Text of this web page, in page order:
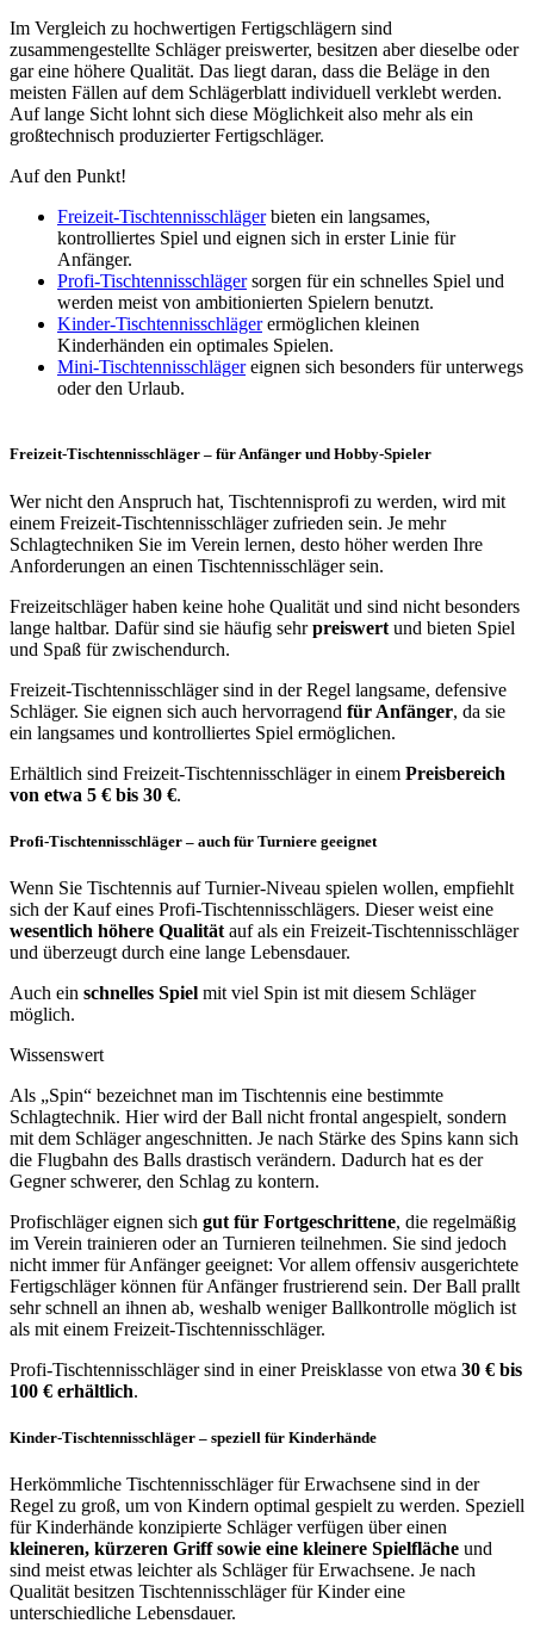
Im Vergleich zu hochwertigen Fertigschlägern sind
zusammengestellte Schläger preiswerter, besitzen aber dieselbe oder
gar eine höhere Qualität. Das liegt daran, dass die Beläge in den
meisten Fällen auf dem Schlägerblatt individuell verklebt werden.
Auf lange Sicht lohnt sich diese Möglichkeit also mehr als ein
großtechnisch produzierter Fertigschläger.
Auf den Punkt!
Freizeit-Tischtennisschlägerbieten ein langsames,
kontrolliertes Spiel und eignen sich in erster Linie für
Anfänger.
Profi-Tischtennisschlägersorgen für ein schnelles Spiel und
werden meist von ambitionierten Spielern benutzt.
Kinder-Tischtennisschlägerermöglichen kleinen
Kinderhänden ein optimales Spielen.
Mini-Tischtennisschlägereignen sich besonders für unterwegs
oder den Urlaub.
Freizeit-Tischtennisschläger – für Anfänger und Hobby-Spieler
Wer nicht den Anspruch hat, Tischtennisprofi zu werden, wird mit
einem Freizeit-Tischtennisschläger zufrieden sein. Je mehr
Schlagtechniken Sie im Verein lernen, desto höher werden Ihre
Anforderungen an einen Tischtennisschläger sein.
Freizeitschläger haben keine hohe Qualität und sind nicht besonders
lange haltbar. Dafür sind sie häufig sehrpreiswert und bieten Spiel
und Spaß für zwischendurch.
Freizeit-Tischtennisschläger sind in der Regel langsame, defensive
Schläger. Sie eignen sich auch hervorragend für Anfänger, da sie
ein langsames und kontrolliertes Spiel ermöglichen.
Erhältlich sind Freizeit-Tischtennisschläger in einem Preisbereich
von etwa 5 € bis 30 €.
Profi-Tischtennisschläger – auch für Turniere geeignet
Wenn Sie Tischtennis auf Turnier-Niveau spielen wollen, empfiehlt
sich der Kauf eines Profi-Tischtennisschlägers. Dieser weist eine
wesentlich höhere Qualität auf als ein Freizeit-Tischtennisschläger
und überzeugt durch eine lange Lebensdauer.
Auch ein schnelles Spiel mit viel Spin ist mit diesem Schläger
möglich.
Wissenswert
Als „Spin“ bezeichnet man im Tischtennis eine bestimmte
Schlagtechnik. Hier wird der Ball nicht frontal angespielt, sondern
mit dem Schläger angeschnitten. Je nach Stärke des Spins kann sich
die Flugbahn des Balls drastisch verändern. Dadurch hat es der
Gegner schwerer, den Schlag zu kontern.
Profischläger eignen sich gut für Fortgeschrittene, die regelmäßig
im Verein trainieren oder an Turnieren teilnehmen. Sie sind jedoch
nicht immer für Anfänger geeignet: Vor allem offensiv ausgerichtete
Fertigschläger können für Anfänger frustrierend sein. Der Ball prallt
sehr schnell an ihnen ab, weshalb weniger Ballkontrolle möglich ist
als mit einem Freizeit-Tischtennisschläger.
Profi-Tischtennisschläger sind in einer Preisklasse von etwa 30 € bis
100 € erhältlich.
Kinder-Tischtennisschläger – speziell für Kinderhände
Herkömmliche Tischtennisschläger für Erwachsene sind in der
Regel zu groß, um von Kindern optimal gespielt zu werden. Speziell
für Kinderhände konzipierte Schläger verfügen über einen
kleineren, kürzeren Griff sowie eine kleinere Spielfläche und
sind meist etwas leichter als Schläger für Erwachsene. Je nach
Qualität besitzen Tischtennisschläger für Kinder eine
unterschiedliche Lebensdauer.